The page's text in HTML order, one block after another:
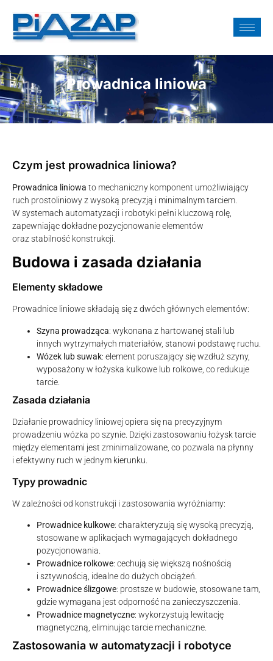
Prowadnica liniowa
Czym jest prowadnica liniowa?
Prowadnica liniowa to mechaniczny komponent umożliwiający
ruch prostoliniowy z wysoką precyzją i minimalnym tarciem.
W systemach automatyzacji i robotyki pełni kluczową rolę,
zapewniając dokładne pozycjonowanie elementów
oraz stabilność konstrukcji.
Budowa i zasada działania
Elementy składowe
Prowadnice liniowe składają się z dwóch głównych elementów:
Szyna prowadząca: wykonana z hartowanej stali lub
innych wytrzymałych materiałów, stanowi podstawę ruchu.
Wózek lub suwak: element poruszający się wzdłuż szyny,
wyposażony w łożyska kulkowe lub rolkowe, co redukuje
tarcie.
Zasada działania
Działanie prowadnicy liniowej opiera się na precyzyjnym
prowadzeniu wózka po szynie. Dzięki zastosowaniu łożysk tarcie
między elementami jest zminimalizowane, co pozwala na płynny
i efektywny ruch w jednym kierunku.
Typy prowadnic
W zależności od konstrukcji i zastosowania wyróżniamy:
Prowadnice kulkowe: charakteryzują się wysoką precyzją,
stosowane w aplikacjach wymagających dokładnego
pozycjonowania.
Prowadnice rolkowe: cechują się większą nośnością
i sztywnością, idealne do dużych obciążeń.
Prowadnice ślizgowe: prostsze w budowie, stosowane tam,
gdzie wymagana jest odporność na zanieczyszczenia.
Prowadnice magnetyczne: wykorzystują lewitację
magnetyczną, eliminując tarcie mechaniczne.
Zastosowania w automatyzacji i robotyce